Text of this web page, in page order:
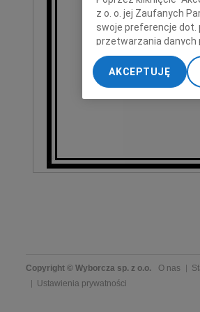
Copyright © Wyborcza sp. z o.o. O nas
Ustawienia prywatności
z o. o. jej Zaufanych
swoje preferencje dot.
przetwarzania danych
„Ustawienia
My, nasi Zaufani
dokładnych danych
Przechowywanie
treści, badnie
AKCEPTUJĘ